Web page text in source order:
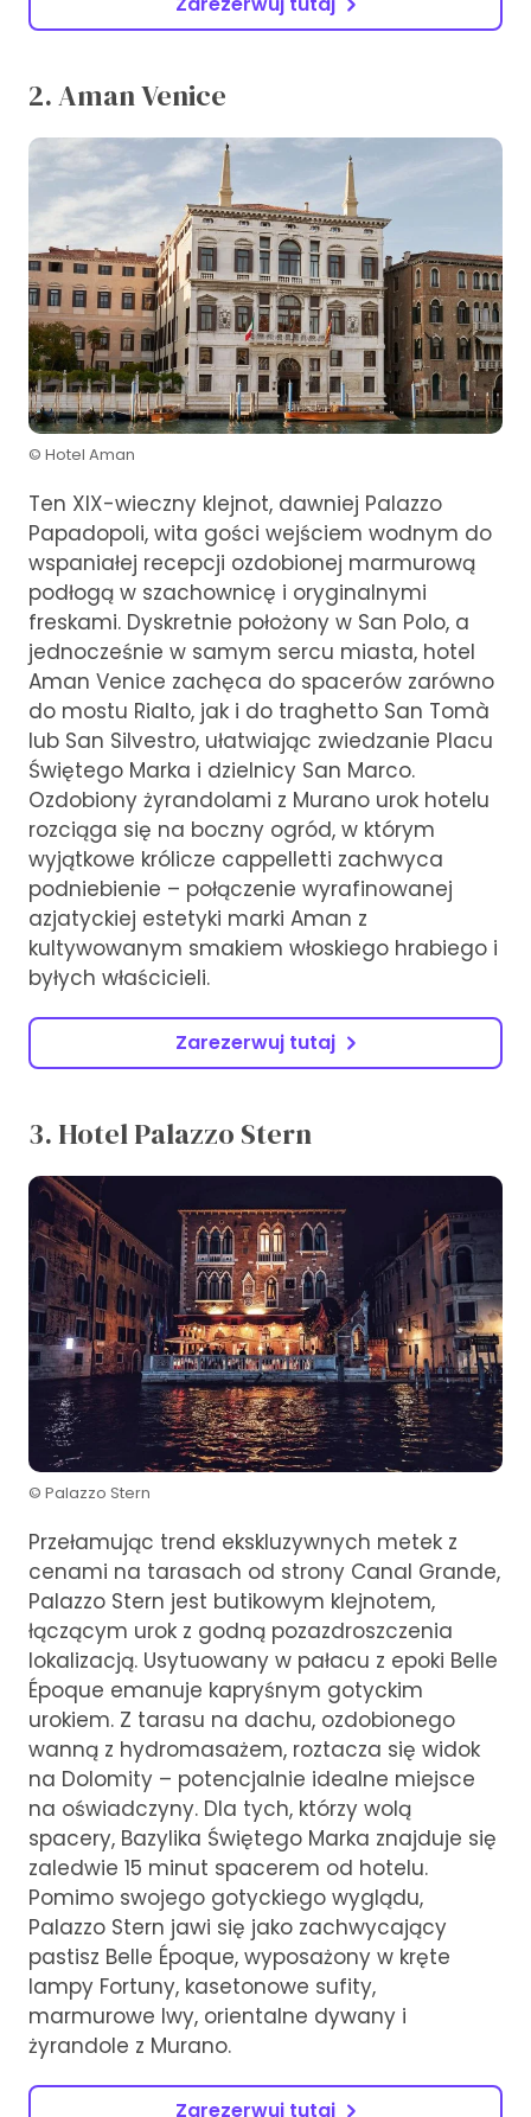
2. Aman Venice
© Hotel Aman
Ten XIX-wieczny klejnot, dawniej Palazzo
Papadopoli, wita gości wejściem wodnym do
wspaniałej recepcji ozdobionej marmurową
podłogą w szachownicę i oryginalnymi
freskami. Dyskretnie położony w San Polo, a
jednocześnie w samym sercu miasta, hotel
Aman Venice zachęca do spacerów zarówno
do mostu Rialto, jak i do traghetto San Tomà
lub San Silvestro, ułatwiając zwiedzanie Placu
Świętego Marka i dzielnicy San Marco.
Ozdobiony żyrandolami z Murano urok hotelu
rozciąga się na boczny ogród, w którym
wyjątkowe królicze cappelletti zachwyca
podniebienie – połączenie wyrafinowanej
azjatyckiej estetyki marki Aman z
kultywowanym smakiem włoskiego hrabiego i
byłych właścicieli.
Zarezerwuj tutaj
3. Hotel Palazzo Stern
© Palazzo Stern
Przełamując trend ekskluzywnych metek z
cenami na tarasach od strony Canal Grande,
Palazzo Stern jest butikowym klejnotem,
łączącym urok z godną pozazdroszczenia
lokalizacją. Usytuowany w pałacu z epoki Belle
Époque emanuje kapryśnym gotyckim
urokiem. Z tarasu na dachu, ozdobionego
wanną z hydromasażem, roztacza się widok
na Dolomity – potencjalnie idealne miejsce
na oświadczyny. Dla tych, którzy wolą
spacery, Bazylika Świętego Marka znajduje się
zaledwie 15 minut spacerem od hotelu.
Pomimo swojego gotyckiego wyglądu,
Palazzo Stern jawi się jako zachwycający
pastisz Belle Époque, wyposażony w kręte
lampy Fortuny, kasetonowe sufity,
marmurowe lwy, orientalne dywany i
żyrandole z Murano.
Zarezerwuj tutaj